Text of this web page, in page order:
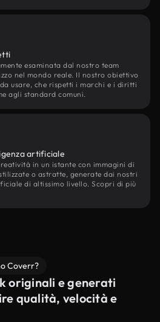
esaminata dal nostro team
nel mondo reale. Il nostro obiettivo
usare, che rispetti i marchi e i diritti
agli standard comuni.
artificiale
in un istante con immagini di
o astratte, generate dai nostri
di altissimo livello. Scopri di più
Coverr?
originali e generati
qualità, velocità e